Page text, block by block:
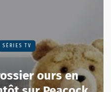
SÉRIES TV
ours en